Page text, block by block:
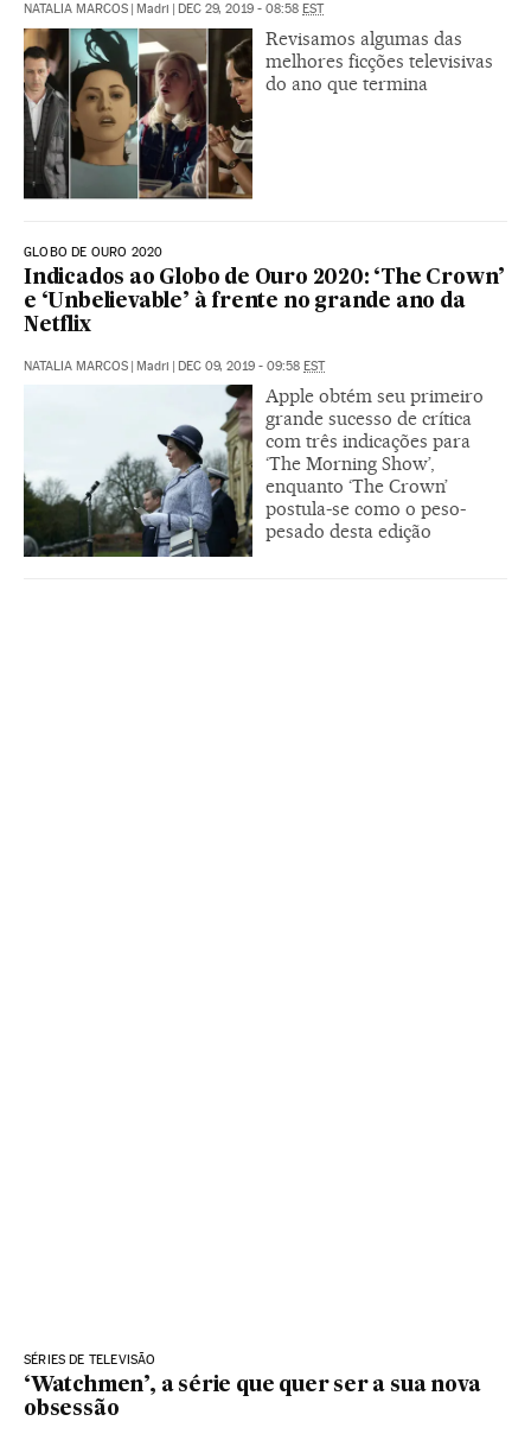
NATALIA MARCOS | Madri | DEC 29, 2019 - 08:58 EST
Revisamos algumas das
melhores ficções televisivas
do ano que termina
GLOBO DE OURO 2020
Indicados ao Globo de Ouro 2020: ‘The Crown’
e ‘Unbelievable’ à frente no grande ano da
Netflix
NATALIA MARCOS | Madri | DEC 09, 2019 - 09:58 EST
Apple obtém seu primeiro
grande sucesso de crítica
com três indicações para
‘The Morning Show’,
enquanto ‘The Crown’
postula-se como o peso-
pesado desta edição
SÉRIES DE TELEVISÃO
‘Watchmen’, a série que quer ser a sua nova
obsessão